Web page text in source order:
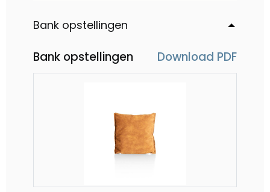
Bank opstellingen
Bank opstellingen Download PDF